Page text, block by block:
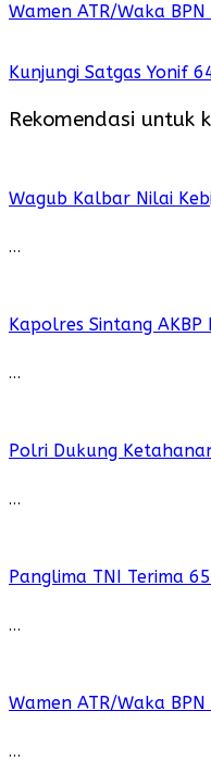
Wamen ATR/Waka
Kunjungi Satgas Yonif
Rekomendasi untuk
Wagub Kalbar Nilai
…
Kapolres Sintang
…
Polri Dukung
…
Panglima TNI Terima
…
Wamen ATR/Waka
…